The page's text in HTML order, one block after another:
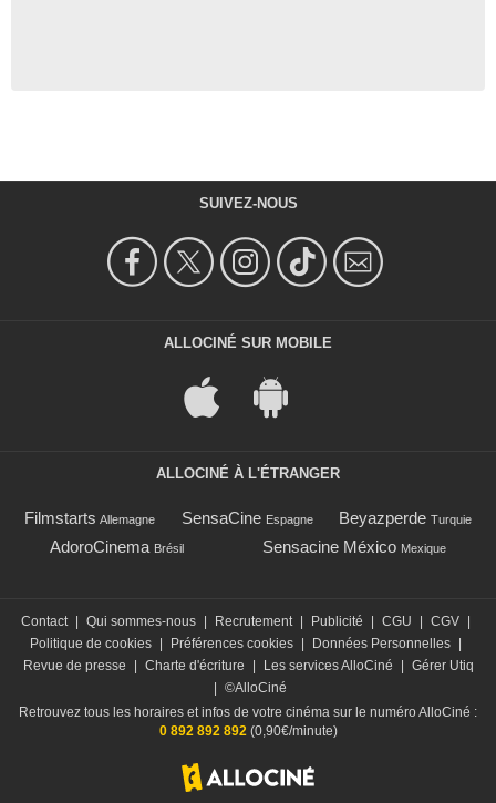
SUIVEZ-NOUS
ALLOCINÉ SUR MOBILE
ALLOCINÉ À L'ÉTRANGER
Filmstarts Allemagne SensaCine Espagne Beyazperde Turquie
AdoroCinema Brésil Sensacine México Mexique
Contact Qui sommes-nous Recrutement Publicité CGU CGV
Politique de cookies
Préférences cookies Données Personnelles
Revue de presse
Charte d'écriture Les services AlloCiné
Gérer Utiq
©AlloCiné
Retrouvez tous les horaires et infos de votre cinéma sur le numéro AlloCiné :
0 892 892 892(0,90€/minute)